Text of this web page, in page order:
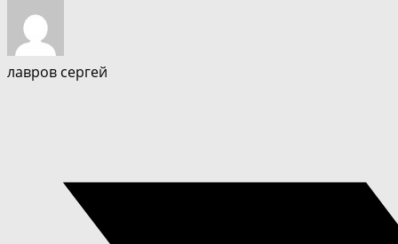
лавров сергей